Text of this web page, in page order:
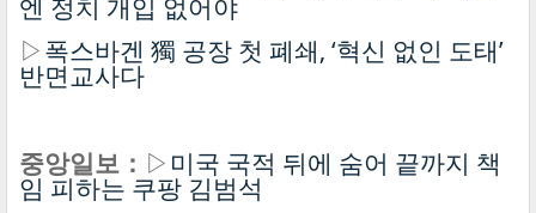
엔 정치 개입 없어야
▷폭스바겐 獨 공장 첫 폐쇄, ‘혁신 없인 도태’
반면교사다
중앙일보： ▷ 미국 국적 뒤에 숨어 끝까지 책
임 피하는 쿠팡 김범석